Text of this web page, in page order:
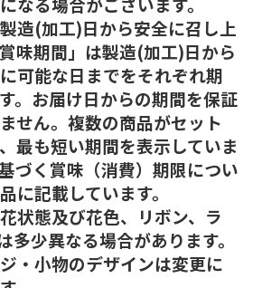
造(加工)日から安全に召し上
味期間」は製造(加工)日から
可能な日までをそれぞれ期
。お届け日からの期間を保証
せん。複数の商品がセット
最も短い期間を表示していま
づく賞味（消費）期限につい
に記載しています。
状態及び花色、リボン、ラ
多少異なる場合があります。
・小物のデザインは変更に